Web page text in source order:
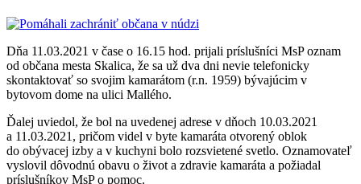
Dňa 11.03.2021 v čase o 16.15 hod. prijali príslušníci MsP oznam
od občana mesta Skalica, že sa už dva dni nevie telefonicky
skontaktovať so svojim kamarátom (r.n. 1959) bývajúcim v
bytovom dome na ulici Mallého.
Ďalej uviedol, že bol na uvedenej adrese v dňoch 10.03.2021
a 11.03.2021, pričom videl v byte kamaráta otvorený oblok
do obývacej izby a v kuchyni bolo rozsvietené svetlo. Oznamovateľ
vyslovil dôvodnú obavu o život a zdravie kamaráta a požiadal
príslušníkov MsP o pomoc.